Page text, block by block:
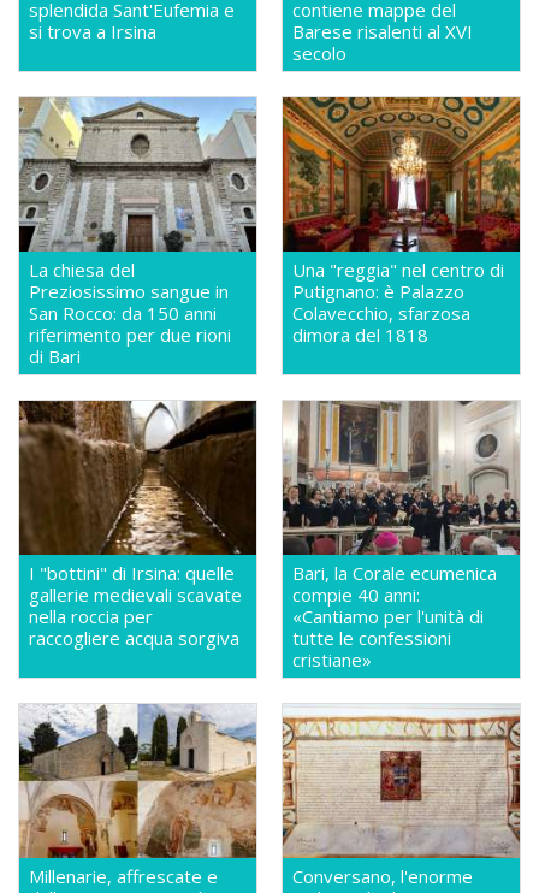
splendida Sant'Eufemia e
si trova a Irsina
contiene mappe del
Barese risalenti al XVI
secolo
La chiesa del
Preziosissimo sangue in
San Rocco: da 150 anni
riferimento per due rioni
di Bari
Una "reggia" nel centro di
Putignano: è Palazzo
Colavecchio, sfarzosa
dimora del 1818
I "bottini" di Irsina: quelle
gallerie medievali scavate
nella roccia per
raccogliere acqua sorgiva
Bari, la Corale ecumenica
compie 40 anni:
«Cantiamo per l'unità di
tutte le confessioni
cristiane»
Millenarie, affrescate e
Conversano, l'enorme